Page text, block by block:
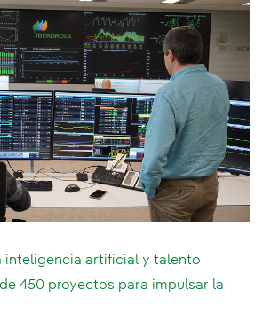
inteligencia artificial y talento
450 proyectos para impulsar la